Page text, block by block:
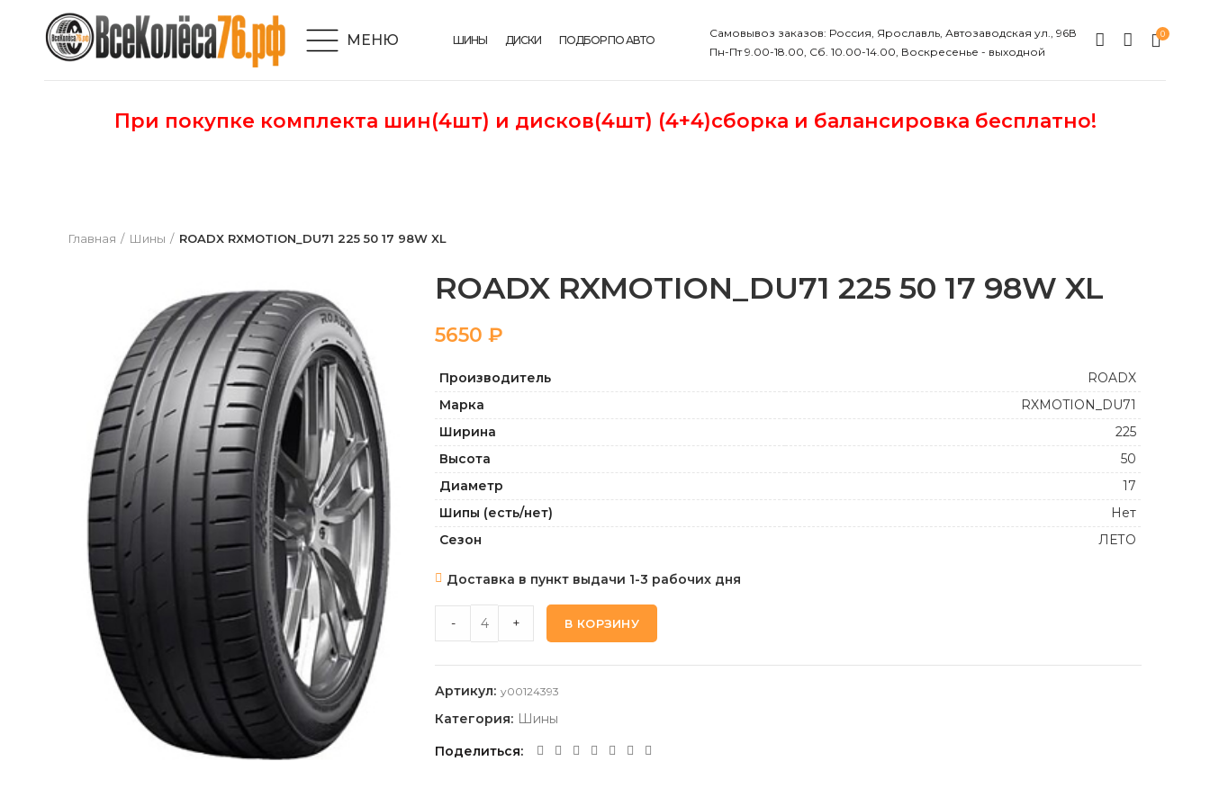
МЕНЮ ШИНЫ ДИСКИ ПОДБОР ПО АВТО
Самовывоз заказов: Россия, Ярославль, Автозаводская ул., 96В
Пн-Пт 9.00-18.00, Сб. 10.00-14.00, Воскресенье - выходной
0
При покупке комплекта шин(4шт) и дисков(4шт) (4+4)сборка и балансировка бесплатно!
Главная Шины ROADX RXMOTION_DU71 225 50 17 98W XL
ROADX RXMOTION_DU71 225 50 17 98W XL
₽
Производитель
ROADX
Марка
RXMOTION_DU71
Ширина
225
Высота
50
Диаметр
17
Шипы (есть/нет)
Нет
Сезон
ЛЕТО
Доставка в пункт выдачи 1-3 рабочих дня
ROADX RXMOTION_DU71 225 50 17 98W XL quantity
- + В КОРЗИНУ
Артикул: y00124393
Категория: Шины
Поделиться